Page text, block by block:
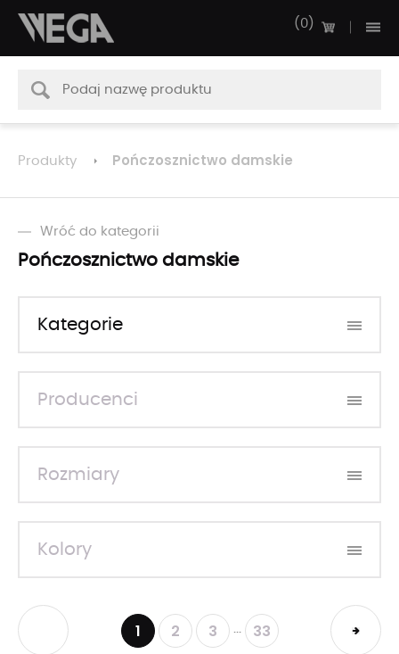
0
Produkty Pończosznictwo damskie
Wróć do kategorii
Pończosznictwo damskie
Kategorie
Producenci
Rozmiary
Kolory
1 2 3 33